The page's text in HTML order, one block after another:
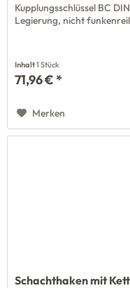
Kupplungsschlüssel BC
Legierung, nicht
Inhalt1 Stück
71,96 € *
Merken
Schachthaken mit